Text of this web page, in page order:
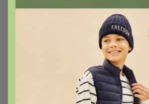
ODALIA — роскошный
- Итальянская пряжа
- Выгодные цены и оперативная
- Размерный ряд 42-56
Светла@я